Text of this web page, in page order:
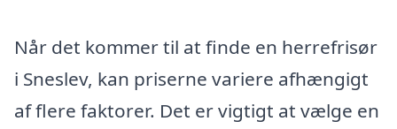
Når det kommer til at finde en herrefrisør
i Sneslev, kan priserne variere afhængigt
af flere faktorer. Det er vigtigt at vælge en